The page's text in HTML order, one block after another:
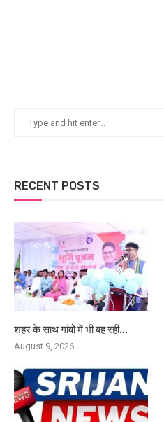
RECENT POSTS
शहर के साथ गांवों में भी बह रही...
August 9, 2026